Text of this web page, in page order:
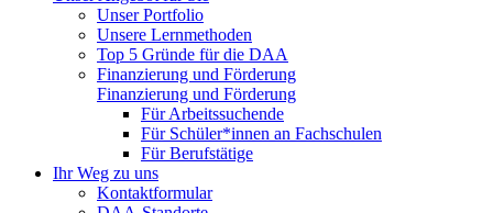
Unser Portfolio
Unsere Lernmethoden
Top 5 Gründe für die DAA
Finanzierung und Förderung
Finanzierung und Förderung
Für Arbeitssuchende
Für Schüler*innen an Fachschulen
Für Berufstätige
Ihr Weg zu uns
Kontaktformular